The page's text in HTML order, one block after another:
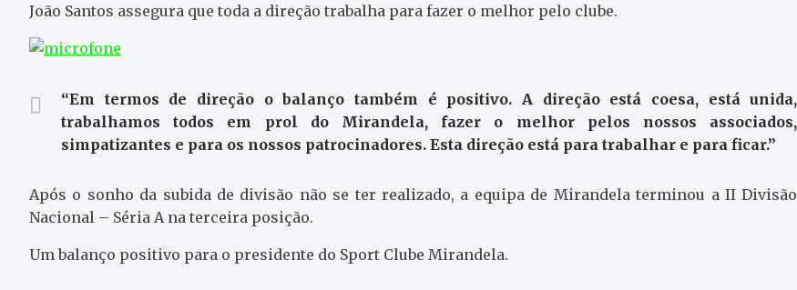
João Santos assegura que toda a direção trabalha para fazer o melhor pelo clube.
“Em termos de direção o balanço também é positivo. A direção está coesa, está unida,
trabalhamos todos em prol do Mirandela, fazer o melhor pelos nossos associados,
simpatizantes e para os nossos patrocinadores. Esta direção está para trabalhar e para ficar.”
Após o sonho da subida de divisão não se ter realizado, a equipa de Mirandela terminou a II Divisão
Nacional – Séria A na terceira posição.
Um balanço positivo para o presidente do Sport Clube Mirandela.